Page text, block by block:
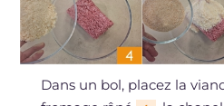
Dans un bol, placez la